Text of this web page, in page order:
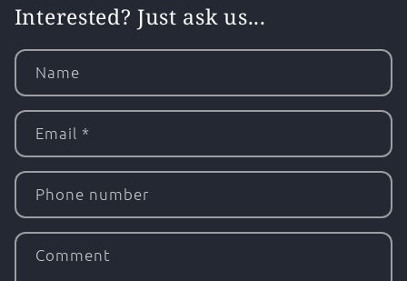
Interested? Just ask us...
Name
Email*
Phone number
Comment